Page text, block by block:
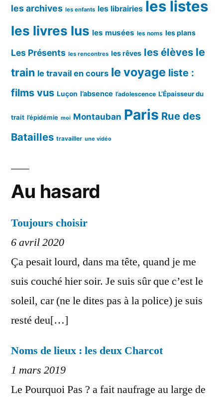
les archives les enfants les librairies les listes
les livres lus les musées les noms les plans
Les Présents les rencontres les rêves les élèves le
train le travail en cours le voyage liste :
films vus Luçon l’absence l’adolescence L’Épaisseur du
trait l’épidémie moi Montauban Paris Rue des
Batailles travailler une vidéo
Au hasard
Toujours choisir
6 avril 2020
Ça pesait lourd, dans ma tête, quand je me
suis couché hier soir. Je suis sûr que c’est le
soleil, car (ne le dites pas à la police) je suis
resté deu[…]
Noms de lieux : les deux Charcot
1 mars 2019
Le Pourquoi Pas ? a fait naufrage au large de